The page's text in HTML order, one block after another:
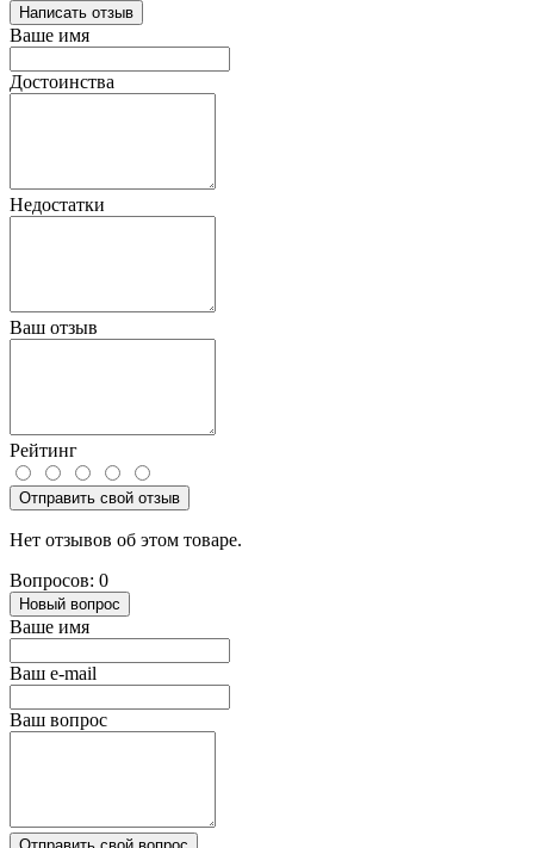
Написать отзыв
Ваше имя
Достоинства
Недостатки
Ваш отзыв
Рейтинг
Отправить свой отзыв
Нет отзывов об этом товаре.
Вопросов: 0
Новый вопрос
Ваше имя
Ваш e-mail
Ваш вопрос